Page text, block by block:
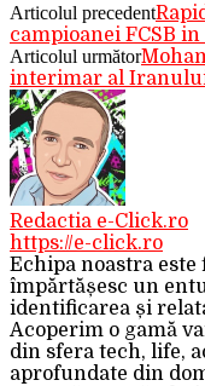
Articolul precedent
campioanei FCSB
Articolul următor
interimar al
Redactia e-Click.ro
https://e-click.ro
Echipa noastra
împărtășesc un
identificarea și
Acoperim o gamă
din sfera tech, life,
aprofundate din